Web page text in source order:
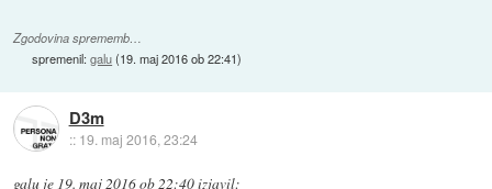
Zgodovina sprememb…
spremenil:galu(19. maj 2016 ob 22:41)
D3m
:: 19. maj 2016, 23:24
galu je 19. maj 2016 ob 22:40izjavil: